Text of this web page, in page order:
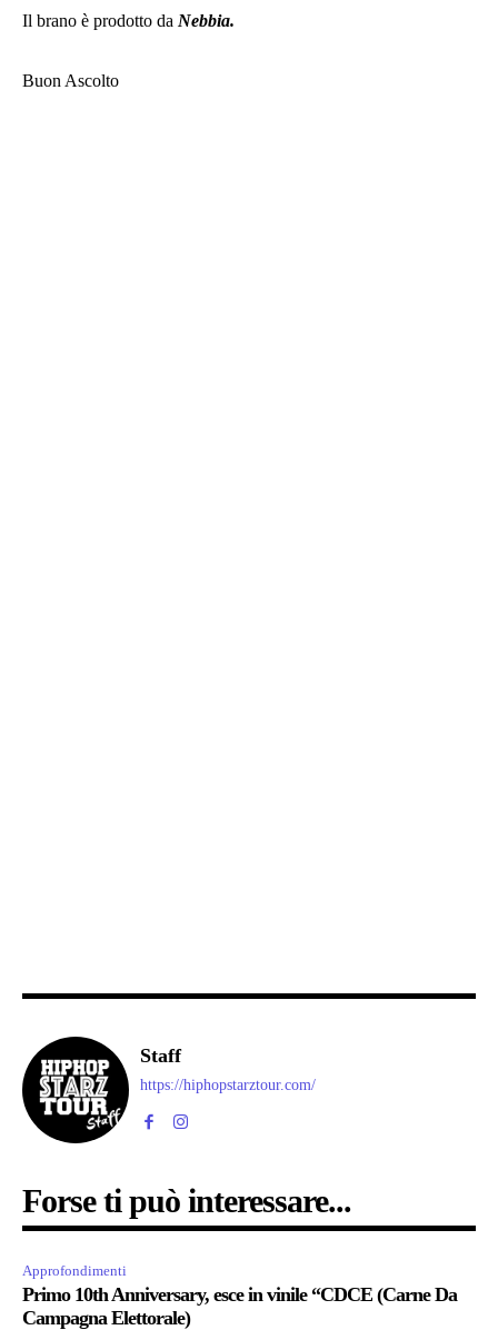
Il brano è prodotto da Nebbia.
Buon Ascolto
Staff
https://hiphopstarztour.com/
Forse ti può interessare...
Approfondimenti
Primo 10th Anniversary, esce in vinile “CDCE (Carne Da
Campagna Elettorale)